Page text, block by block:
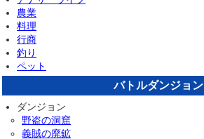
農業
料理
行商
釣り
ペット
バトルダンジョン
ダンジョン
野盗の洞窟
義賊の廃鉱